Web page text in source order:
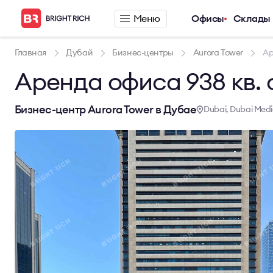
Меню Офисы Склады
Главная Дубай Бизнес-центры Aurora Tower
Аренда офиса 938 кв.
Бизнес-центр Aurora Tower в Дубае Dubai, Dubai
О компании
Услуги
Новости
Карьера
Контакты
Аренда офиса
Аренда
Аренда склада